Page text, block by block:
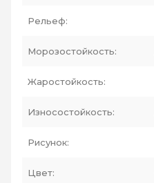
Рельеф:
Морозостойкость:
Жаростойкость:
Износостойкость:
Рисунок:
Цвет: